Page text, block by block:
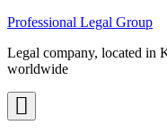
Skip
content
Professional Legal Group
Legal company, located in
worldwide